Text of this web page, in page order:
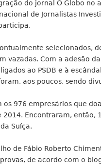
do jornal O Globo no
de Jornalistas
selecionados,
vazadas. Com a adesão
ao PSDB e à
aos poucos, sendo
os 976 empresários que
Encontraram, então,
Suíça.
de Fábio Roberto
de acordo com o